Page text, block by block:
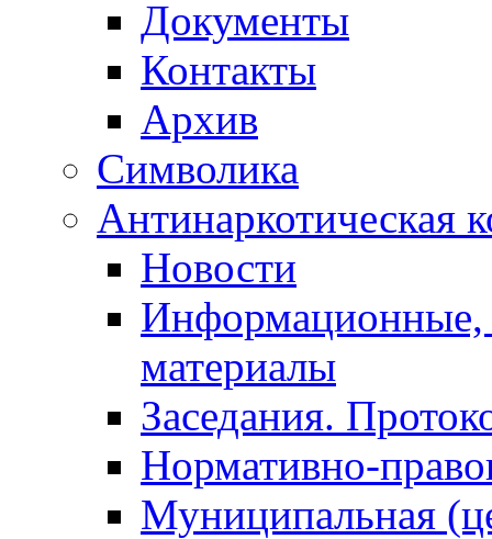
Документы
Контакты
Архив
Символика
Антинаркотическая
Новости
Информационные,
материалы
Заседания.
Нормативно-
Муниципальная